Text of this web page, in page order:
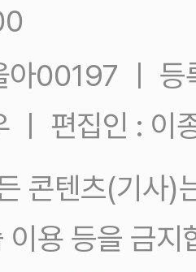
아00197 ㅣ
ㅣ 편집인 : 이
콘텐츠(기사)
용 등을 금지